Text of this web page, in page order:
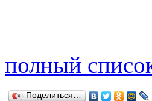
полный
Поделиться…